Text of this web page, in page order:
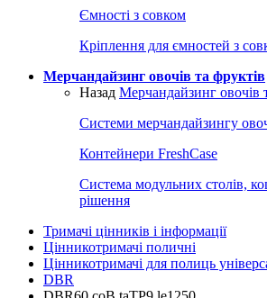
Ємності з совком
Кріплення для ємностей з
Мерчандайзинг овочів та фруктів
Назад Мерчандайзинг овочів
Системи мерчандайзингу
Контейнери FreshCase
Система модульних столів,
рішення
Тримачі цінників і інформації
Цінникотримачі поличні
Цінникотримачі для полиць
DBR